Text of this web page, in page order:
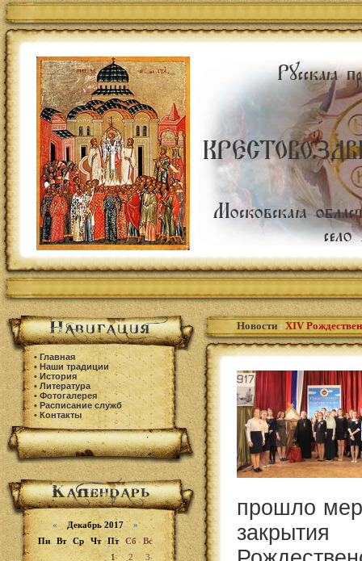
•Главная
•Наши традиции
•История
•Литература
•Фотогалерея
•Расписание служб
•Контакты
«Декабрь 2017»
Пн
Вт Ср Чт Пт Сб
Вс
1
2
3
Новости : XIV
прошло